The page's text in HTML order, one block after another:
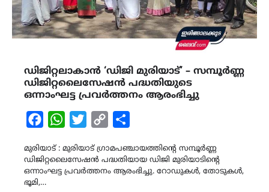
ഡിജിറ്റലാകാന്‍ ‘ഡിജി മുരിയാട്’ – സമ്പൂര്‍ണ്ണ
ഡിജിറ്റലൈസേഷന്‍ പദ്ധതിയുടെ
ഒന്നാംഘട്ട പ്രവര്‍ത്തനം ആരംഭിച്ചു
FacebookWhatsAppTwitterCopy
മുരിയാട് : മുരിയാട് ഗ്രാമപഞ്ചായത്തിന്‍റെ സമ്പൂര്‍ണ്ണ
ഡിജിറ്റലൈസേഷന്‍ പദ്ധതിയായ ഡിജി മുരിയാടിന്‍റെ
ഒന്നാംഘട്ട പ്രവര്‍ത്തനം ആരംഭിച്ചു. റോഡുകള്‍, തോടുകള്‍,
ഭൂമി,…